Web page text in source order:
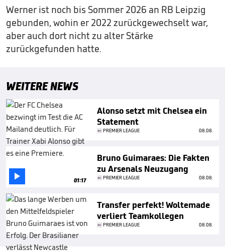
Werner ist noch bis Sommer 2026 an RB Leipzig
gebunden, wohin er 2022 zurückgewechselt war,
aber auch dort nicht zu alter Stärke
zurückgefunden hatte.
WEITERE NEWS
Alonso setzt mit Chelsea ein
Statement
PREMIER LEAGUE 08.08.
 01:17
Bruno Guimaraes: Die Fakten
zu Arsenals Neuzugang
PREMIER LEAGUE 08.08.
Transfer perfekt! Woltemade
verliert Teamkollegen
PREMIER LEAGUE 08.08.